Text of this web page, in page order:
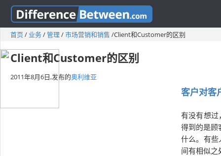
首页/ 业务/管理 /市场营销和销售 /Client和Customer的区别
Client和Customer的区别
2011年8月6日,发布的奥利维亚
客户对客
有没有想过
得到的是顾
什么。有些
间有相似之